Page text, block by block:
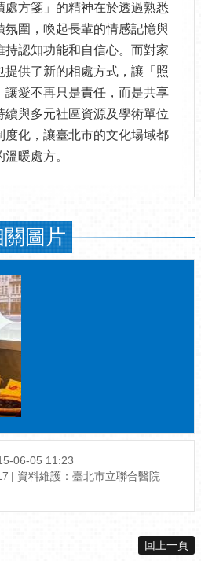
處方箋」的精神在於透過熟悉
氛圍，喚起長輩的情感記憶與
持認知功能和自信心。而對家
提供了新的相處方式，讓「照
讓愛不再只是責任，而是共享
續與多元社區資源及學術單位
度化，讓臺北市的文化場域都
暖處方。
關圖片
06-05 11:23
資料維護：臺北市立聯合醫院
回上一頁